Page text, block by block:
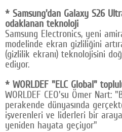
* Samsung'dan Galaxy S26
odaklanan teknoloji
Samsung Electronics, yeni
modelinde ekran gizliliğini
(gizlilik ekranı) teknolojisini
ediyor.
* WORLDEF "ELC Global"
WORLDEF CEO'su Ömer Nart:
perakende dünyasında
işverenleri ve liderleri bir
yeniden hayata geçiyor"